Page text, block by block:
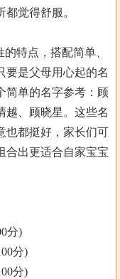
觉得舒服。
特点，搭配简单、
要是父母用心起的名
简单的名字参考：顾
越、顾晓星。这些名
也都挺好，家长们可
合出更适合自家宝宝
分)
分)
分)